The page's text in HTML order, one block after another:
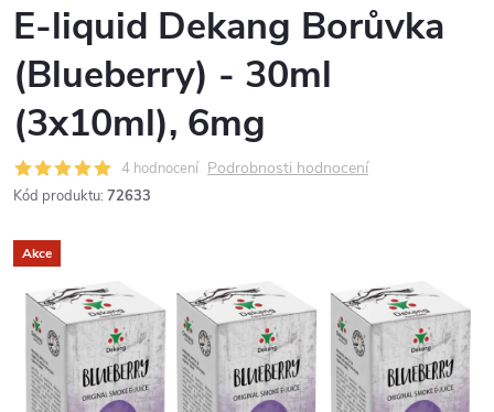
E-liquid Dekang Borůvka
(Blueberry) - 30ml
(3x10ml), 6mg
4 hodnocení Podrobnosti hodnocení
Kód produktu: 72633
Akce